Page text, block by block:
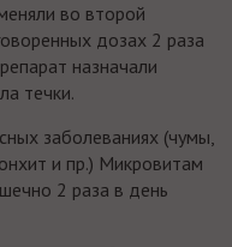
во второй
дозах 2 раза
назначали
течки.
заболеваниях (чумы,
и пр.) Микровитам
2 раза в день